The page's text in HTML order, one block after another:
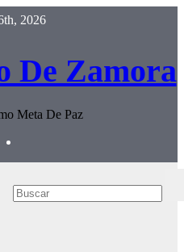
2026
De Zamora
Meta De Paz